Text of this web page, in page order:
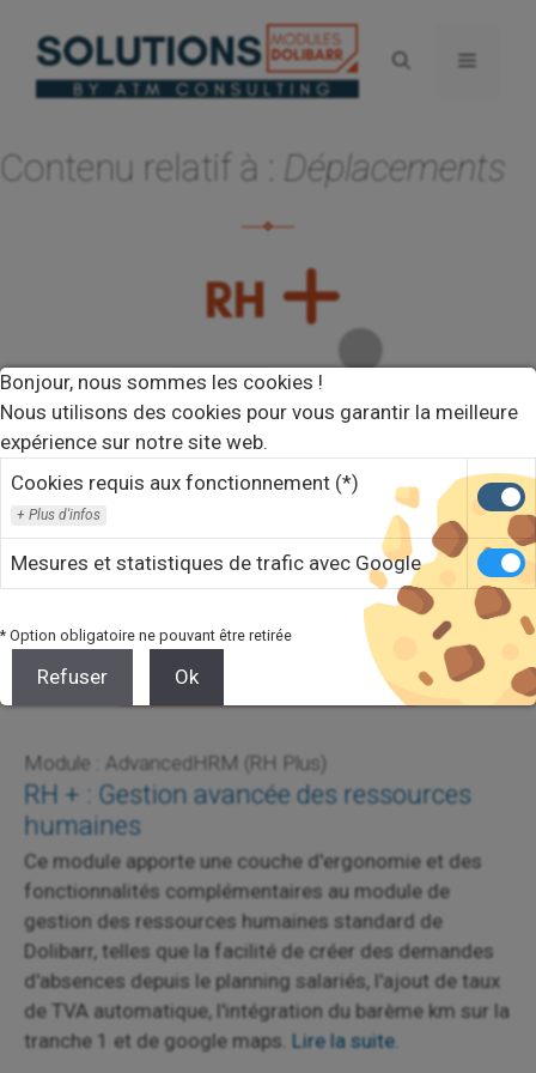
contenu
Contenu relatif à : Déplacements
Module : AdvancedHRM (RH Plus)
RH + : Gestion avancée des ressources
humaines
Ce module apporte une couche d'ergonomie et des
fonctionnalités complémentaires au module de
gestion des ressources humaines standard de
Dolibarr, telles que la facilité de créer des demandes
d'absences depuis le planning salariés, l'ajout de taux
de TVA automatique, l'intégration du barème km sur la
tranche 1 et de google maps. Lire la suite.
Bonjour, nous sommes les cookies !
Nous utilisons des cookies pour vous garantir la meilleure
expérience sur notre site web.
Cookies requis aux fonctionnement (*)
Plus d'infos
Mesures et statistiques de trafic avec Google
* Option obligatoire ne pouvant être retirée
Refuser Ok